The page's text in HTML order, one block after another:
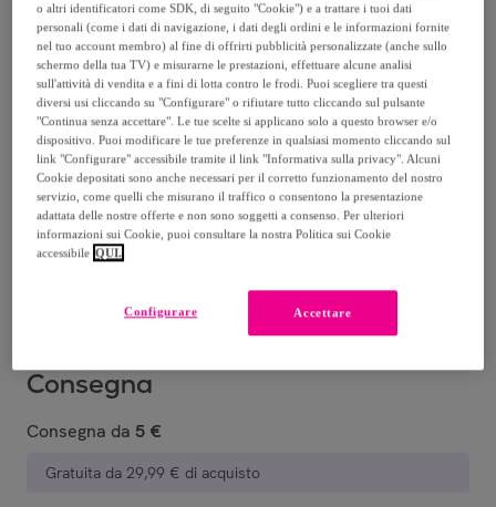
Powder 30ml
Modello: INEBRYA Ice Cream Style-In
Volumizing Powder 30ml
9,30 €
22,45 €
-58%
Venduto daPENELOPE S.R.L.
Consegna
Consegna da 5 €
Gratuita da 29,99 € di acquisto
o altri identificatori come SDK, di seguito "Cookie") e a trattare i tuoi dati
personali (come i dati di navigazione, i dati degli ordini e le informazioni fornite
nel tuo account membro) al fine di offrirti pubblicità personalizzate (anche sullo
schermo della tua TV) e misurarne le prestazioni, effettuare alcune analisi
sull'attività di vendita e a fini di lotta contro le frodi. Puoi scegliere tra questi
diversi usi cliccando su "Configurare" o rifiutare tutto cliccando sul pulsante
"Continua senza accettare". Le tue scelte si applicano solo a questo browser e/o
dispositivo. Puoi modificare le tue preferenze in qualsiasi momento cliccando sul
link "Configurare" accessibile tramite il link "Informativa sulla privacy". Alcuni
Cookie depositati sono anche necessari per il corretto funzionamento del nostro
servizio, come quelli che misurano il traffico o consentono la presentazione
adattata delle nostre offerte e non sono soggetti a consenso. Per ulteriori
informazioni sui Cookie, puoi consultare la nostra Politica sui Cookie
accessibile QUI.
Accettare
Configurare